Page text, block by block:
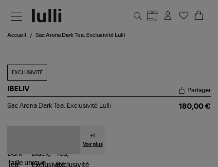
Accueil Sac Arona Dark Tea, Exclusivité Lulli
EXCLUSIVITÉ
IBELIV
Sac
Partager
Sac Arona Dark Tea, Exclusivité Lulli 180,00 €
+1
Voir plus
Taille unique